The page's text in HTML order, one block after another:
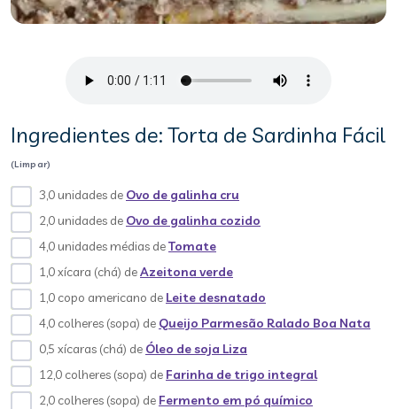
Ingredientes de: Torta de Sardinha Fácil
(Limpar)
3,0 unidades de Ovo de galinha cru
2,0 unidades de Ovo de galinha cozido
4,0 unidades médias deTomate
1,0 xícara (chá) deAzeitona verde
1,0 copo americano de Leite desnatado
4,0 colheres (sopa) de Queijo Parmesão Ralado Boa Nata
0,5 xícaras (chá) de Óleo de soja Liza
12,0 colheres (sopa) de Farinha de trigo integral
2,0 colheres (sopa) de Fermento em pó químico